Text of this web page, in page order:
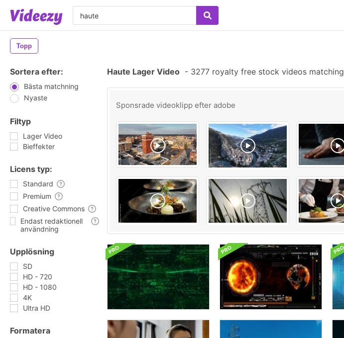
Topp
Sortera efter:
Bästa matchning
Nyaste
Filtyp
Lager Video
Bieffekter
Licens typ:
Standard
Premium
Creative Commons
Endast redaktionell
användning
Upplösning
SD
HD - 720
HD - 1080
4K
Ultra HD
Formatera
Haute Lager Video - 3277 royalty free stock videos matching
Sponsrade videoklipp efter adobe